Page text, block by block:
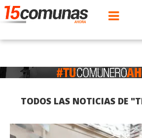
TODOS LAS NOTICIAS DE